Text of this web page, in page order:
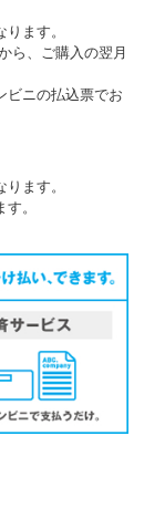
ます。
ら、ご購入の翌月
ビニの払込票でお
ます。
。